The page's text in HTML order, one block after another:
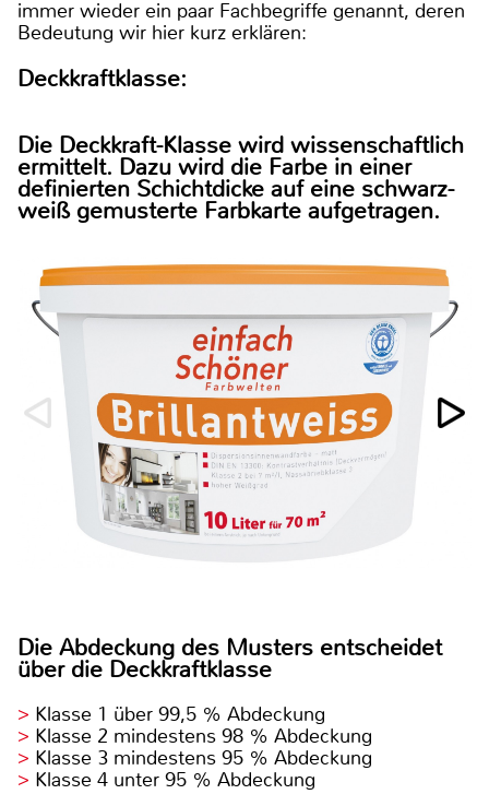
immer wieder ein paar Fachbegriffe genannt, deren
Bedeutung wir hier kurz erklären:
Deckkraftklasse:
Die Deckkraft-Klasse wird wissenschaftlich
ermittelt. Dazu wird die Farbe in einer
definierten Schichtdicke auf eine schwarz-
weiß gemusterte Farbkarte aufgetragen.
Die Abdeckung des Musters entscheidet
über die Deckkraftklasse
Klasse 1 über 99,5 % Abdeckung
Klasse 2 mindestens 98 % Abdeckung
Klasse 3 mindestens 95 % Abdeckung
Klasse 4 unter 95 % Abdeckung